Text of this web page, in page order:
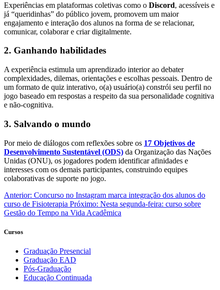
Experiências em plataformas coletivas como o Discord, acessíveis e
já “queridinhas” do público jovem, promovem um maior
engajamento e interação dos alunos na forma de se relacionar,
comunicar, colaborar e criar digitalmente.
2. Ganhando habilidades
A experiência estimula um aprendizado interior ao debater
complexidades, dilemas, orientações e escolhas pessoais. Dentro de
um formato de quiz interativo, o(a) usuário(a) constrói seu perfil no
jogo baseado em respostas a respeito da sua personalidade cognitiva
e não-cognitiva.
3. Salvando o mundo
Por meio de diálogos com reflexões sobre os 17 Objetivos de
Desenvolvimento Sustentável (ODS) da Organização das Nações
Unidas (ONU), os jogadores podem identificar afinidades e
interesses com os demais participantes, construindo equipes
colaborativas de suporte no jogo.
Anterior: Concurso no Instagram marca integração dos alunos do
curso de Fisioterapia Próximo: Nesta segunda-feira: curso sobre
Gestão do Tempo na Vida Acadêmica
Cursos
Graduação Presencial
Graduação EAD
Pós-Graduação
Educação Continuada